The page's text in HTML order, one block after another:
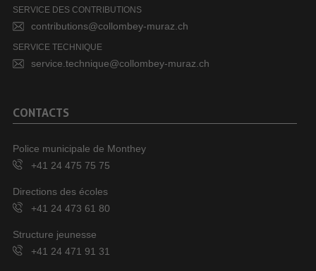
SERVICE DES CONTRIBUTIONS
contributions@collombey-muraz.ch
SERVICE TECHNIQUE
service.technique@collombey-muraz.ch
CONTACTS
Police municipale de Monthey
+41 24 475 75 75
Directions des écoles
+41 24 473 61 80
Structure jeunesse
+41 24 471 91 31